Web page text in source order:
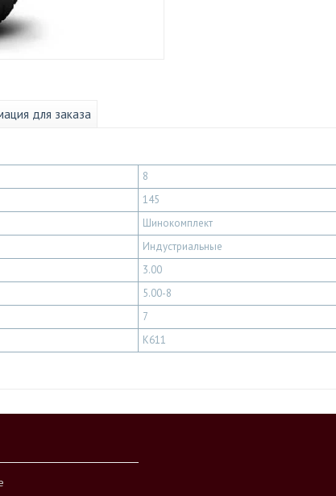
для заказа
8
145
Шинокомплект
Индустриальные
3.00
5.00-8
7
K611